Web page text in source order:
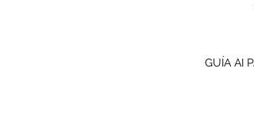
GUÍA AI